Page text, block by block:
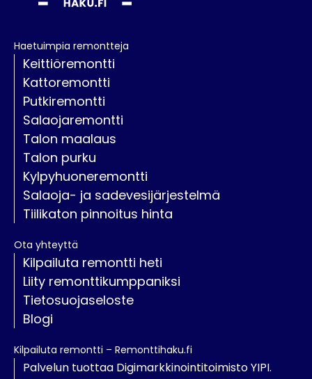
Haetuimpia remontteja
Keittiöremontti
Kattoremontti
Putkiremontti
Salaojaremontti
Talon maalaus
Talon purku
Kylpyhuoneremontti
Salaoja- ja sadevesijärjestelmä
Tiilikaton pinnoitus hinta
Ota yhteyttä
Kilpailuta remontti heti
Liity remonttikumppaniksi
Tietosuojaseloste
Blogi
Kilpailuta remontti – Remonttihaku.fi
Palvelun tuottaa Digimarkkinointitoimisto YIPI.